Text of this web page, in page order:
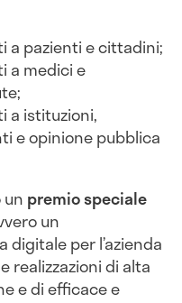
a pazienti e cittadini;
a medici e
a istituzioni,
e opinione pubblica
un premio speciale
un
per l’azienda
realizzazioni di alta
e di efficace e